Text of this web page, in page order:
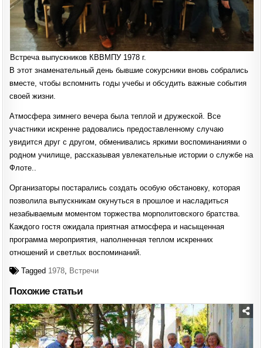
Встреча выпускников КВВМПУ 1978 г.
В этот знаменательный день бывшие сокурсники вновь собрались
вместе, чтобы вспомнить годы учебы и обсудить важные события
своей жизни.
Атмосфера зимнего вечера была теплой и дружеской. Все
участники искренне радовались предоставленному случаю
увидится друг с другом, обменивались яркими воспоминаниями о
родном училище, рассказывая увлекательные истории о службе на
Флоте..
Организаторы постарались создать особую обстановку, которая
позволила выпускникам окунуться в прошлое и насладиться
незабываемым моментом торжества морполитовского братства.
Каждого гостя ожидала приятная атмосфера и насыщенная
программа мероприятия, наполненная теплом искренних
отношений и светлых воспоминаний.
Tagged 1978 Встречи
Похожие статьи
Posted
in